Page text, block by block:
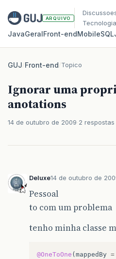
ARQUIVO
Tecnologia
JavaGeralFront‑endMobileSQL
GUJ/Front-end/Topico
Ignorar uma
anotations
14 de outubro de 2009 2 respostas
Deluxe14 de outubro de
Pessoal
to com um problema
tenho minha classe
@OneToOne ( mappedBy =